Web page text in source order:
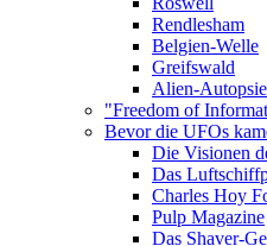
Rendlesham
Belgien-Welle
Greifswald
Alien-
"Freedom of
Bevor die UFOs
Die Visionen
Das
Charles Hoy
Pulp Magazine
Das Shaver-